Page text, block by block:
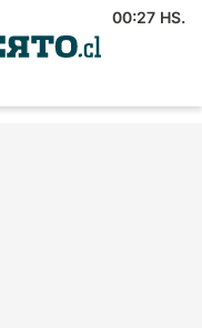
00:27 HS.